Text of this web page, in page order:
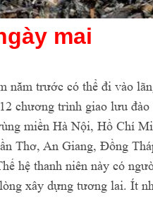
mai
năm trước có thể đi vào
chương trình giao lưu
miền Hà Nội, Hồ Chí
Thơ, An Giang, Đồng
hệ thanh niên này có
xây dựng tương lai. Ít